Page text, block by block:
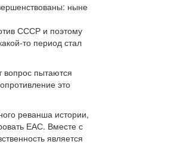
ныне
СССР и поэтому
то период стал
вопрос пытаются
это
реванша истории,
ЕАС. Вместе с
является